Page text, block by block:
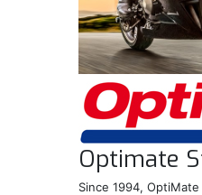
Optimate
Since 1994,